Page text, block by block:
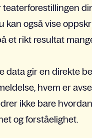
teaterforestillingen
kan også vise
et rikt resultat
data gir en direkte
hvem er
ikke bare
og forståelighet.